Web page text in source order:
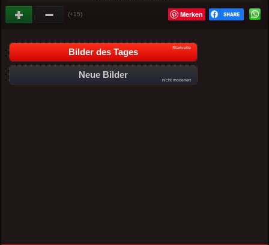
(+15) Merken
Bilder des Tages Startseite
Neue Bilder
nicht moderiert